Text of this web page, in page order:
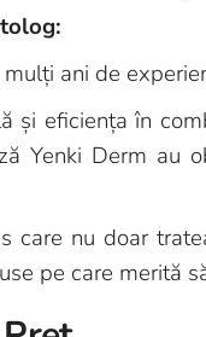
ani de
și eficiența în
Yenki Derm au
care nu doar
pe care merită